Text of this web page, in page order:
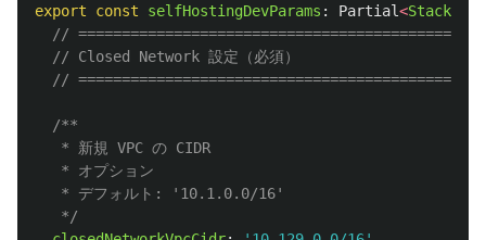
export const selfHostingDevParams : Partial<
//
// Closed Network 設定（必須）
//
/**
   * 新規 VPC の CIDR
   * オプション
   * デフォルト: '10.1.0.0/16'
   */